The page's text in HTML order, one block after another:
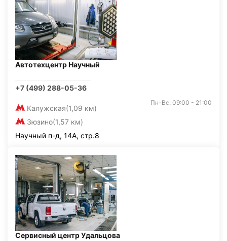
Автотехцентр Научный
+7 (499) 288-05-36
Калужская(1,09 км)
Зюзино(1,57 км)
Пн-Вс: 09:00 - 21:00
Научный п-д, 14А, стр.8
Сервисный центр Удальцова